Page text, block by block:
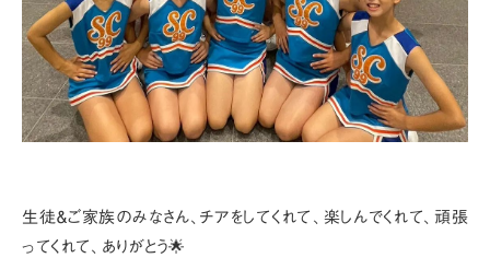
生徒＆ご家族のみなさん、 チアをしてくれて⁡⁡、⁡楽しんでくれて、⁡頑張
ってくれて⁡、⁡⁡ありがとう🌟⁡⁡⁡⁡